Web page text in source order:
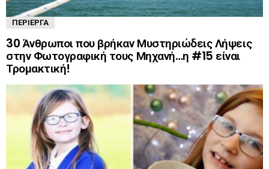
ΠΕΡΊΕΡΓΑ
30 Άνθρωποι που βρήκαν Μυστηριώδεις Λήψεις
στην Φωτογραφική τους Μηχανή…η #15 είναι
Τρομακτική!